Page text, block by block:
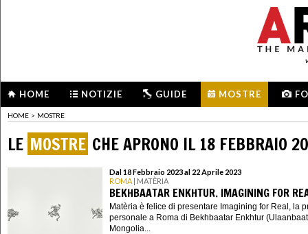
HOME NOTIZIE GUIDE MOSTRE
HOME > MOSTRE
LE MOSTRE CHE APRONO IL 18 FEBBRAIO
Dal 18 Febbraio 2023 al 22 Aprile 2023
ROMA | MATÈRIA
BEKHBAATAR ENKHTUR. IMAGINING FOR
Matèria è felice di presentare Imagining for Real, la
personale a Roma di Bekhbaatar Enkhtur
Mongolia...